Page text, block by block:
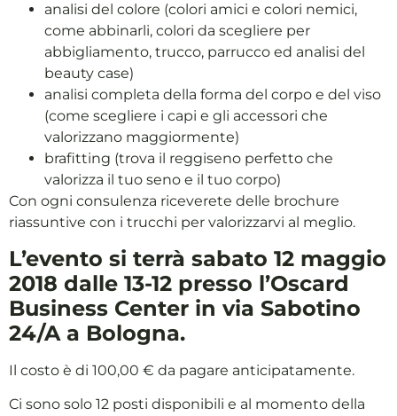
analisi del colore (colori amici e colori nemici,
come abbinarli, colori da scegliere per
abbigliamento, trucco, parrucco ed analisi del
beauty case)
analisi completa della forma del corpo e del viso
(come scegliere i capi e gli accessori che
valorizzano maggiormente)
brafitting (trova il reggiseno perfetto che
valorizza il tuo seno e il tuo corpo)
Con ogni consulenza riceverete delle brochure
riassuntive con i trucchi per valorizzarvi al meglio.
L’evento si terrà sabato 12 maggio
2018 dalle 13-12 presso l’Oscard
Business Center in via Sabotino
24/A a Bologna.
Il costo è di 100,00 € da pagare anticipatamente.
Ci sono solo 12 posti disponibili e al momento della